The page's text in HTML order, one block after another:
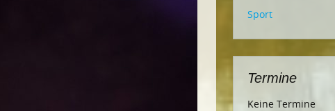
Sport
Termine
Keine Termine